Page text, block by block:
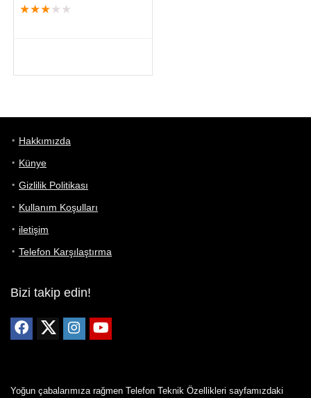
★★★ ★ ★
Hakkımızda
Künye
Gizlilik Politikası
Kullanım Koşulları
iletişim
Telefon Karşılaştırma
Bizi takip edin!
Yoğun çabalarımıza rağmen Telefon Teknik Özellikleri sayfamızdaki